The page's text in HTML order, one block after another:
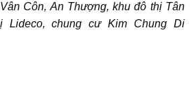
Côn, An Thượng, khu đô thị Tân
Lideco, chung cư Kim Chung Di